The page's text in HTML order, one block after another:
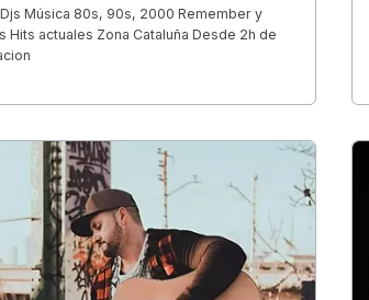
Música 80s, 90s, 2000 Remember y
Hits actuales Zona Cataluña Desde 2h de